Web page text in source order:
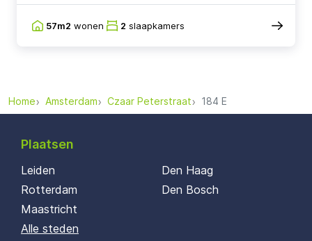
57m2 wonen 2 slaapkamers
Home Amsterdam Czaar Peterstraat 184 E
Plaatsen
Leiden
Rotterdam
Maastricht
Den Haag
Den Bosch
Alle steden